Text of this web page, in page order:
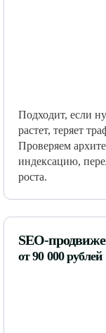
Подходит, если
растет, теряет
Проверяем
индексацию,
роста.
SEO-
от 90 000 рублей